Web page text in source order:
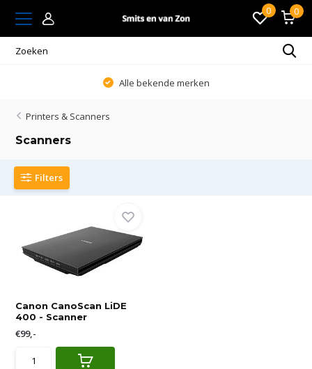
0 0
Alle bekende merken
Printers & Scanners
Scanners
Filters
Canon CanoScan LiDE
400 - Scanner
€99,-